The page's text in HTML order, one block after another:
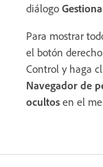
diálogo
Para mostrar
el botón
Control y haga
Navegador de
ocultos en el